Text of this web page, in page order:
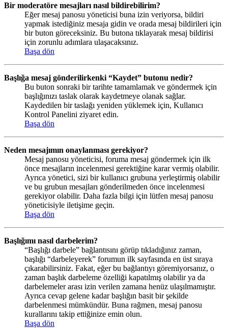
Bir moderatöre mesajları nasıl bildirebilirim?
Eğer mesaj panosu yöneticisi buna izin veriyorsa, bildiri
yapmak istediğiniz mesaja gidin ve orada mesaj bildirileri için
bir buton göreceksiniz. Bu butona tıklayarak mesaj bildirisi
için zorunlu adımlara ulaşacaksınız.
Başa dön
Başlığa mesaj gönderilirkenki “Kaydet” butonu nedir?
Bu buton sonraki bir tarihte tamamlamak ve göndermek için
başlığınızı taslak olarak kaydetmeye olanak sağlar.
Kaydedilen bir taslağı yeniden yüklemek için, Kullanıcı
Kontrol Panelini ziyaret edin.
Başa dön
Neden mesajımın onaylanması gerekiyor?
Mesaj panosu yöneticisi, foruma mesaj göndermek için ilk
önce mesajların incelenmesi gerektiğine karar vermiş olabilir.
Ayrıca yönetici, sizi bir kullanıcı grubuna yerleştirmiş olabilir
ve bu grubun mesajları gönderilmeden önce incelenmesi
gerekiyor olabilir. Daha fazla bilgi için lütfen mesaj panosu
yöneticisiyle iletişime geçin.
Başa dön
Başlığımı nasıl darbelerim?
“Başlığı darbele” bağlantısını görüp tıkladığınız zaman,
başlığı “darbeleyerek” forumun ilk sayfasında en üst sıraya
çıkarabilirsiniz. Fakat, eğer bu bağlantıyı göremiyorsanız, o
zaman başlık darbeleme özelliği kapatılmış olabilir ya da
darbelemeler arası izin verilen zamana henüz ulaşılmamıştır.
Ayrıca cevap gelene kadar başlığın basit bir şekilde
darbelenmesi mümkündür. Buna rağmen, mesaj panosu
kurallarını takip ettiğinize emin olun.
Başa dön